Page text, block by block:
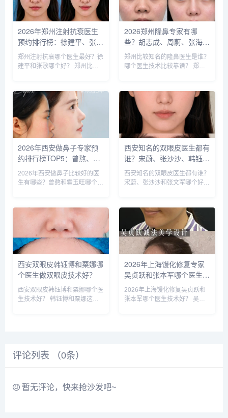
据顾客...
分析下...
2026年郑州注射抗衰医生
预约排行榜：徐建平、张
歌、赵永华、张婉霞、王妍
芝、唐喜、李娟、朱怡梦哪
郑州注射抗衰哪个医生最好？徐
建平和张歌哪个好？ 郑州比较
芝、唐喜、李娟、朱怡梦。徐建
平和张歌医生是咨询和预约最多
的医生，咨询预约添加微信号：
bia...
2026郑州隆鼻专家有哪
些？胡志成、周蔚、张海
洋、王启立、张鹏、李冰谁
做鼻子更好？
郑州比较知名的隆鼻医生是谁？
哪个医生技术比较靠谱？ 郑州
李冰等，胡医生和张医生咨询和
预约的人最多，技术也更靠谱
些，咨询预约添加微信号：
bianm...
2026年西安做鼻子专家预
约排行榜TOP5：曾熬、霍
玉旺、房志强、蒋立、刘宝
军哪个更好？
2026年西安做鼻子比较好的医
生有哪些？曾熬和霍玉旺哪个更
立、刘宝军等，医生的技术都很
靠谱，案例也非常多，对比的
话，建议实地面诊，曾医生和霍
医生是...
西安知名的双眼皮医生都有
谁？宋蔚、张沙沙、韩钰
博、王璇、张文军谁做双眼
皮更好？
西安知名的双眼皮医生都有谁？
宋蔚、张沙沙和张文军哪个好？
等，这几位医生都是咨询和预约
最多的，双眼皮案例比较多，咨
询预约添加微信号：bianme...
西安双眼皮韩钰博和粟娜哪
个医生做双眼皮技术好？
西安双眼皮韩钰博和粟娜哪个医
生技术好？ 韩钰博和粟娜这两
建议可以...
2026年上海馒化修复专家
吴贞跃和张本军哪个医生做
馒化修复技术好？
2026年上海馒化修复吴贞跃和
张本军哪个医生技术好？ 吴贞
评论列表 （0条）
暂无评论，快来抢沙发吧~